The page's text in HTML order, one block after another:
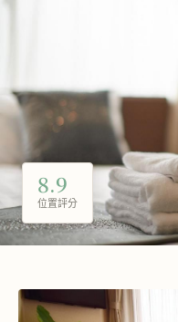
8.9
位置評分